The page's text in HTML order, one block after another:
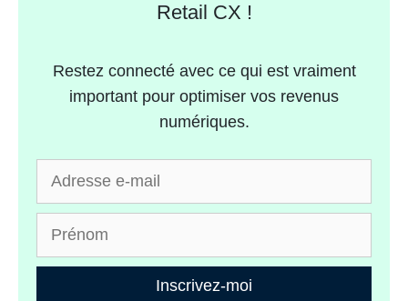
Retail CX !
Restez connecté avec ce qui est vraiment
important pour optimiser vos revenus
numériques.
Inscrivez-moi